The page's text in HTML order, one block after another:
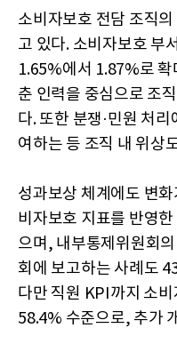
소비자보호 전담 조직
고 있다. 소비자보호 부
1.65%에서 1.87%로
춘 인력을 중심으로 조
다. 또한 분쟁·민원 처
여하는 등 조직 내 위상
성과보상 체계에도 변
비자보호 지표를 반영
으며, 내부통제위원회
회에 보고하는 사례도
다만 직원 KPI까지 소
58.4% 수준으로, 추가